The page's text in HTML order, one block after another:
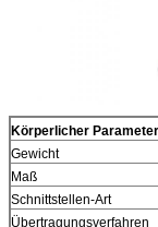
Körperlicher Parameter
Gewicht
Maß
Schnittstellen-Art
Übertragungsverfahren